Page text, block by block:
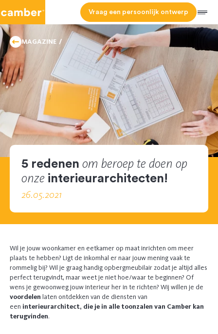
Vraag een persoonlijk ontwerp Menu
MAGAZINE
TRENDS
5 redenen om beroep te doen op
onze interieurarchitecten!
26.05.2021
Wil je jouw woonkamer en eetkamer op maat inrichten om meer
plaats te hebben? Ligt de inkomhal er naar jouw mening vaak te
rommelig bij? Wil je graag handig opbergmeubilair zodat je altijd alles
perfect terugvindt, maar weet je niet hoe/waar te beginnen? Of
wens je gewoonweg jouw interieur her in te richten? Wij willen je de
voordelen laten ontdekken van de diensten van
een interieurarchitect, die je in alle toonzalen van Camber kan
terugvinden.